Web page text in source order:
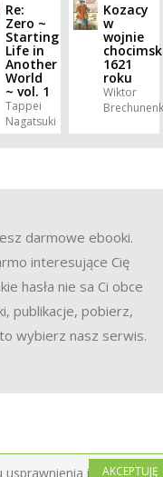
i ułatwienia
AKCEPTUJĘ
Re:
Zero ~
Starting
Life in
Another
World
~ vol. 1
Tappei
Nagatsuki
Kozacy
w
wojnie
1621
roku
Wiktor
darmowe ebooki.
interesujące Cię
hasła nie sa Ci obce
publikacje, pobierz,
wybierz nasz serwis.